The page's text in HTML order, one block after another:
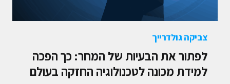
צביקה גולדרייך
לפתור את הבעיות של המחר: כך הפכה
למידת מכונה לטכנולוגיה החזקה בעולם